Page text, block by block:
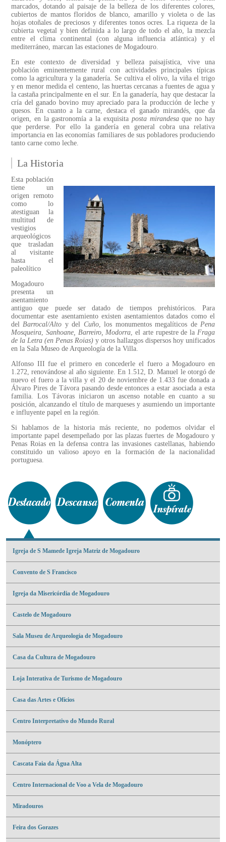
marcados, dotando al paisaje de la belleza de los diferentes colores,
cubiertos de mantos floridos de blanco, amarillo y violeta o de las
hojas otoñales de preciosos y diferentes tonos ocres. La riqueza de la
cubierta vegetal y bien definida a lo largo de todo el año, la mezcla
entre el clima continental (con alguna influencia atlántica) y el
mediterráneo, marcan las estaciones de Mogadouro.
En este contexto de diversidad y belleza paisajística, vive una
población eminentemente rural con actividades principales típicas
como la agricultura y la ganadería. Se cultiva el olivo, la viña el trigo
y en menor medida el centeno, las huertas cercanas a fuentes de agua y
la castaña principalmente en el sur. En la ganadería, hay que destacar la
cría del ganado bovino muy apreciado para la producción de leche y
quesos. En cuanto a la carne, destaca el ganado mirandés, que da
origen, en la gastronomía a la exquisita posta mirandesaque no hay
que perderse. Por ello la gandería en general cobra una relativa
importancia en las economías familiares de sus pobladores produciendo
tanto carne como leche.
La Historia
Esta población
tiene un
origen remoto
como lo
atestiguan la
multitud de
vestigios
arqueológicos
que trasladan
al visitante
hasta el
paleolítico
Mogadouro
presenta un
asentamiento
antiguo que puede ser datado de tiempos prehistóricos. Para
documentar este asentamiento existen asentamientos datados como el
delBarrocal/Alto y del Cuño, los monumentos megalíticos dePena
Mosqueira, Sanhoane, Barreiro, Modorra, el arte rupestre de laFraga
de la Letra (en Penas Roias) y otros hallazgos dispersos hoy unificados
en la Sala Museo de Arqueología de la Villa.
Alfonso III fue el primero en concederle el fuero a Mogadouro en
1.272, renovándose al año siguiente. En 1.512, D. Manuel le otorgó de
nuevo el fuero a la villa y el 20 de noviembre de 1.433 fue donada a
Álvaro Pires de Távora pasando desde entonces a estar asociada a esta
familia. Los Távoras iniciaron un ascenso notable en cuanto a su
posición, alcanzando el título de marqueses y asumiendo un importante
e influyente papel en la región.
Si hablamos de la historia más reciente, no podemos olvidar el
importante papel desempeñado por las plazas fuertes de Mogadouro y
Penas Roias en la defensa contra las invasiones castellanas, habiendo
constituido un valioso apoyo en la formación de la nacionalidad
portuguesa.
Igreja de S Mamede Igreja Matriz de Mogadouro
Convento de S Francisco
Igreja da Misericórdia de Mogadouro
Castelo de Mogadouro
Sala Museu de Arqueologia de Mogadouro
Casa da Cultura de Mogadouro
Loja Interativa de Turismo de Mogadouro
Casa das Artes e Ofícios
Centro Interpretativo do Mundo Rural
Monóptero
Cascata Faia da Água Alta
Centro Internacional de Voo a Vela de Mogadouro
Miradouros
Feira dos Gorazes